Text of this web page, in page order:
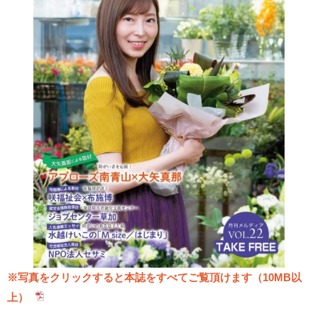
※写真をクリックすると本誌をすべてご覧頂けます（10MB以
上）